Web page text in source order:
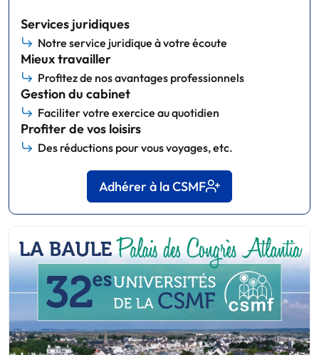
Services juridiques
Notre service juridique à votre écoute
Mieux travailler
Profitez de nos avantages professionnels
Gestion du cabinet
Faciliter votre exercice au quotidien
Profiter de vos loisirs
Des réductions pour vous voyages, etc.
Adhérer à la CSMF